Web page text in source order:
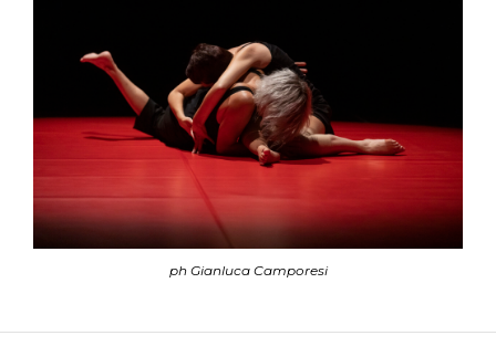
ph Gianluca Camporesi